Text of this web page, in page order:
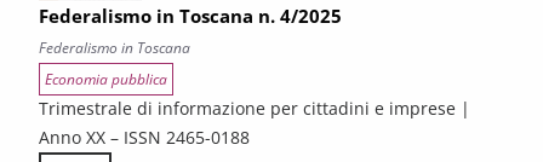
Federalismo in Toscana n. 4/2025
Federalismo in Toscana
Economia pubblica
Trimestrale di informazione per cittadini e imprese |
Anno XX – ISSN 2465-0188